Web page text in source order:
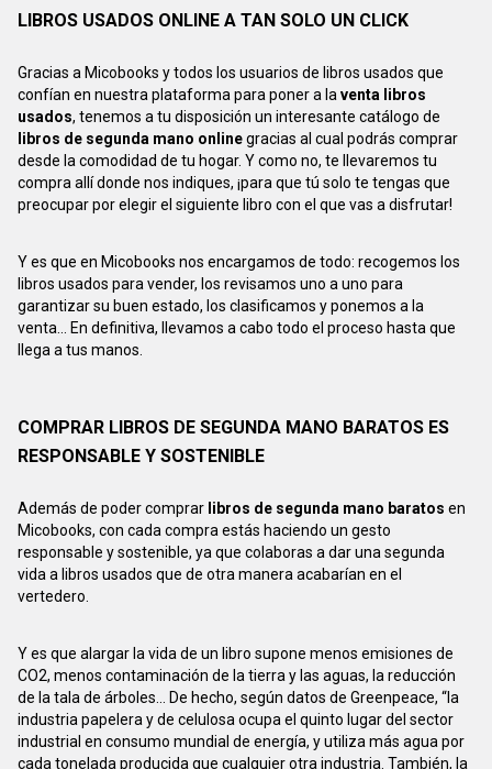
LIBROS USADOS ONLINE A TAN SOLO UN CLICK
Gracias a Micobooks y todos los usuarios de libros usados que
confían en nuestra plataforma para poner a laventa libros
usados, tenemos a tu disposición un interesante catálogo de
libros de segunda mano onlinegracias al cual podrás comprar
desde la comodidad de tu hogar. Y como no, te llevaremos tu
compra allí donde nos indiques, ¡para que tú solo te tengas que
preocupar por elegir el siguiente libro con el que vas a disfrutar!
Y es que en Micobooks nos encargamos de todo: recogemos los
libros usados para vender, los revisamos uno a uno para
garantizar su buen estado, los clasificamos y ponemos a la
venta... En definitiva, llevamos a cabo todo el proceso hasta que
llega a tus manos.
COMPRAR LIBROS DE SEGUNDA MANO BARATOS ES
RESPONSABLE Y SOSTENIBLE
Además de poder comprar libros de segunda mano baratos en
Micobooks, con cada compra estás haciendo un gesto
responsable y sostenible, ya que colaboras a dar una segunda
vida a libros usados que de otra manera acabarían en el
vertedero.
Y es que alargar la vida de un libro supone menos emisiones de
CO2, menos contaminación de la tierra y las aguas, la reducción
de la tala de árboles... De hecho, según datos de Greenpeace, “la
industria papelera y de celulosa ocupa el quinto lugar del sector
industrial en consumo mundial de energía, y utiliza más agua por
cada tonelada producida que cualquier otra industria. También, la